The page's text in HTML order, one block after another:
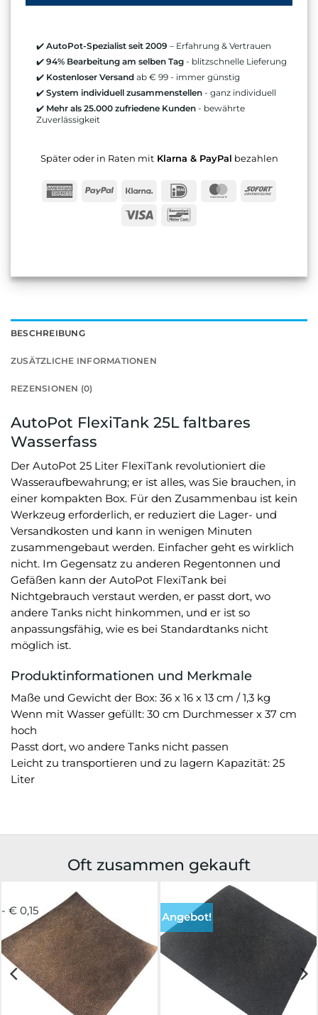
BESCHREIBUNG
ZUSÄTZLICHE INFORMATIONEN
REZENSIONEN (0)
AutoPot FlexiTank 25L faltbares
Wasserfass
Der AutoPot 25 Liter FlexiTank revolutioniert die
Wasseraufbewahrung; er ist alles, was Sie brauchen, in
einer kompakten Box. Für den Zusammenbau ist kein
Werkzeug erforderlich, er reduziert die Lager- und
Versandkosten und kann in wenigen Minuten
zusammengebaut werden. Einfacher geht es wirklich
nicht. Im Gegensatz zu anderen Regentonnen und
Gefäßen kann der AutoPot FlexiTank bei
Nichtgebrauch verstaut werden, er passt dort, wo
andere Tanks nicht hinkommen, und er ist so
anpassungsfähig, wie es bei Standardtanks nicht
möglich ist.
Produktinformationen und Merkmale
Maße und Gewicht der Box: 36 x 16 x 13 cm / 1,3 kg
Wenn mit Wasser gefüllt: 30 cm Durchmesser x 37 cm
hoch
Passt dort, wo andere Tanks nicht passen
Leicht zu transportieren und zu lagern Kapazität: 25
Liter
✔️AutoPot-Spezialist seit 2009– Erfahrung & Vertrauen
✔️94% Bearbeitung am selben Tag - blitzschnelle Lieferung
✔️ Kostenloser Versand ab € 99 - immer günstig
✔️System individuell zusammenstellen - ganz individuell
✔️ Mehr als 25.000 zufriedene Kunden - bewährte
Zuverlässigkeit
Später oder in Raten mitKlarna & PayPal bezahlen
AmericanPayPal Klarna IDeal MasterCard
Sofort
Visa
Oft zusammen gekauft
- € 0,15 Angebot!